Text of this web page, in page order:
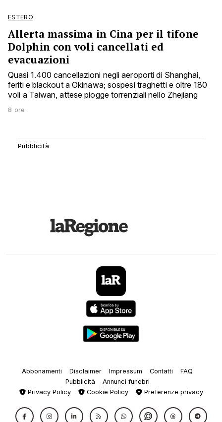
ESTERO
Allerta massima in Cina per il tifone
Dolphin con voli cancellati ed
evacuazioni
Quasi 1.400 cancellazioni negli aeroporti di Shanghai,
feriti e blackout a Okinawa; sospesi traghetti e oltre 180
voli a Taiwan, attese piogge torrenziali nello Zhejiang
8 ore
Abbonamenti Disclaimer Impressum Contatti
FAQ
Pubblicità
Annunci funebri
Privacy Policy
Cookie Policy Preferenze privacy